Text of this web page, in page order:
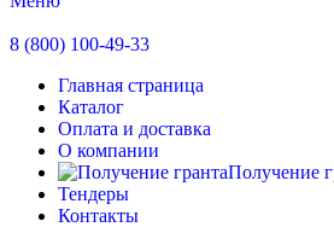
8 (800) 100-49-33
Главная страница
Каталог
Оплата и доставка
О компании
Получение
Тендеры
Контакты